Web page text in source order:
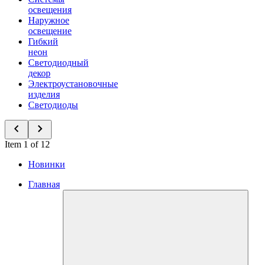
освещения
Наружное
освещение
Гибкий
неон
Светодиодный
декор
Электроустановочные
изделия
Светодиоды
Item 1 of 12
Новинки
Главная